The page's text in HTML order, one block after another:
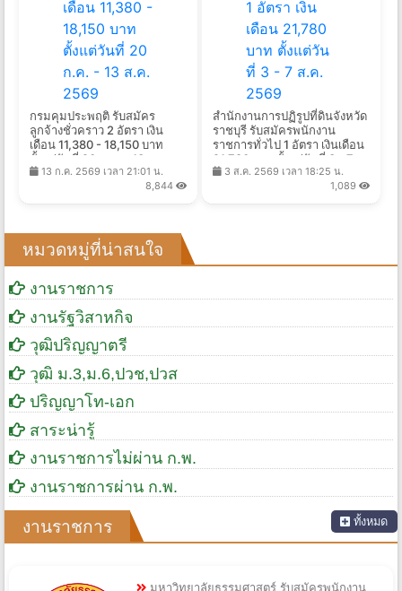
กรมคุมประพฤติ รับสมัคร
ลูกจ้างชั่วคราว 2 อัตรา เงิน
เดือน 11,380 - 18,150 บาท
ตั้งแต่วันที่ 20 ก.ค. - 13 ส.ค.
2569
13 ก.ค. 2569 เวลา 21:01 น.
8,844
สํานักงานการปฏิรูปที่ดินจังหวัด
ราชบุรี รับสมัครพนักงาน
ราชการทั่วไป 1 อัตรา เงินเดือน
21,780 บาท ตั้งแต่วันที่ 3 - 7
ส.ค. 2569
3 ส.ค. 2569 เวลา 18:25 น.
1,089
หมวดหมู่ที่น่าสนใจ
งานราชการ
งานรัฐวิสาหกิจ
วุฒิปริญญาตรี
วุฒิ ม.3,ม.6,ปวช,ปวส
ปริญญาโท-เอก
สาระน่ารู้
งานราชการไม่ผ่าน ก.พ.
งานราชการผ่าน ก.พ.
งานราชการ ทั้งหมด
มหาวิทยาลัยธรรมศาสตร์ รับสมัครพนักงาน